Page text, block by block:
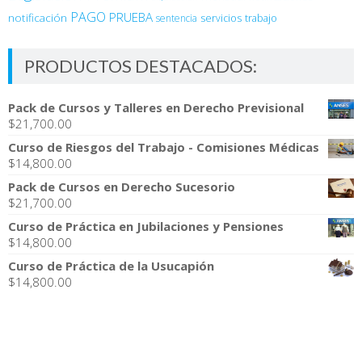
notificación PAGO PRUEBA sentencia servicios trabajo
PRODUCTOS DESTACADOS:
Pack de Cursos y Talleres en Derecho Previsional
$21,700.00
Curso de Riesgos del Trabajo - Comisiones Médicas
$14,800.00
Pack de Cursos en Derecho Sucesorio
$21,700.00
Curso de Práctica en Jubilaciones y Pensiones
$14,800.00
Curso de Práctica de la Usucapión
$14,800.00